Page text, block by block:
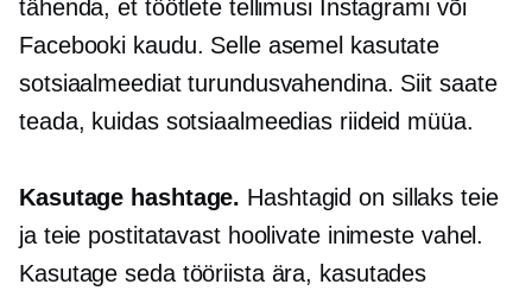
tähenda, et töötlete tellimusi Instagrami või
Facebooki kaudu. Selle asemel kasutate
sotsiaalmeediat turundusvahendina. Siit saate
teada, kuidas sotsiaalmeedias riideid müüa.
Kasutage hashtage. Hashtagid on sillaks teie
ja teie postitatavast hoolivate inimeste vahel.
Kasutage seda tööriista ära, kasutades